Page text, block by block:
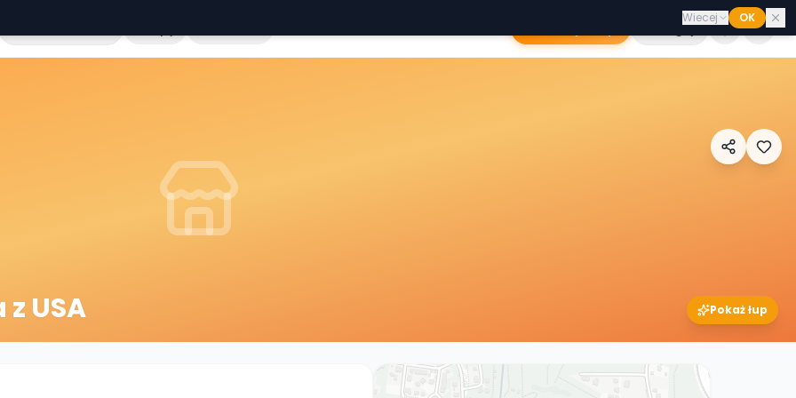
Zaloguj
USA Pokaż łup
Wiecej OK